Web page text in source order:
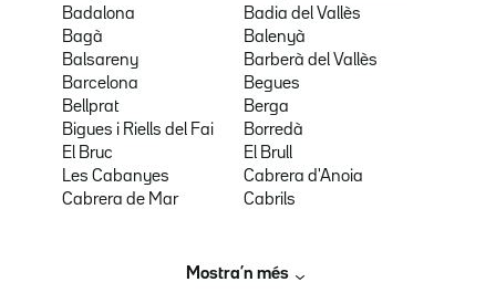
Badalona
Badia del Vallès
Bagà
Balenyà
Balsareny
Barberà del Vallès
Barcelona
Begues
Bellprat
Berga
Bigues i Riells del Fai
Borredà
El Bruc
El Brull
Les Cabanyes
Cabrera d'Anoia
Cabrera de Mar
Cabrils
Mostra’n més